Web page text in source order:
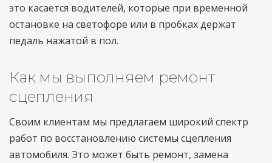
это касается водителей, которые при временной
остановке на светофоре или в пробках держат
педаль нажатой в пол.
Как мы выполняем ремонт
сцепления
Своим клиентам мы предлагаем широкий спектр
работ по восстановлению системы сцепления
автомобиля. Это может быть ремонт, замена